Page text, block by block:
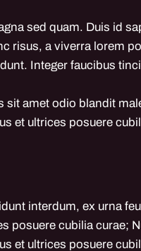
sed quam. Duis id
risus, a viverra lorem
Integer faucibus
sit amet odio blandit
et ultrices posuere
interdum, ex urna
posuere cubilia curae;
et ultrices posuere